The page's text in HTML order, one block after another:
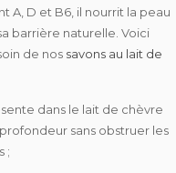
A, D et B6, il nourrit la peau
barrière naturelle. Voici
de nos savons au lait de
dans le lait de chèvre
sans obstruer les
;